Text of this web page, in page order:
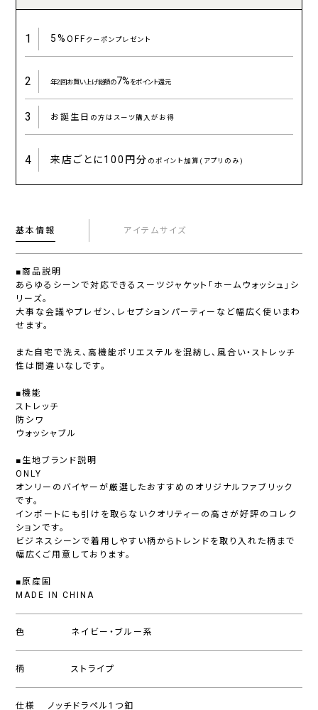
1 5%OFFクーポンプレゼント
2 年2回お買い上げ総額の7%をポイント還元
3 お誕生日 の方はスーツ購入がお得
4 来店ごとに100円分 のポイント加算(アプリのみ)
基本情報 アイテムサイズ
■商品説明
あらゆるシーンで対応できるスーツジャケット「ホームウォッシュ」シ
リーズ。
大事な会議やプレゼン、レセプションパーティーなど幅広く使いまわ
せます。
また自宅で洗え、高機能ポリエステルを混紡し、風合い・ストレッチ
性は間違いなしです。
■機能
ストレッチ
防シワ
ウォッシャブル
■生地ブランド説明
ONLY
オンリーのバイヤーが厳選したおすすめのオリジナルファブリック
です。
インポートにも引けを取らないクオリティーの高さが好評のコレク
ションです。
ビジネスシーンで着用しやすい柄からトレンドを取り入れた柄まで
幅広くご用意しております。
■原産国
MADE IN CHINA
色 ネイビー・ブルー系
柄 ストライプ
仕様 ノッチドラペル1つ釦